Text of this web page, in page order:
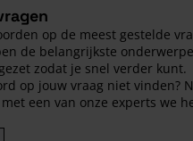
op de meest gestelde
de belangrijkste
zodat je snel verder kunt.
op jouw vraag niet vinden?
een van onze experts we